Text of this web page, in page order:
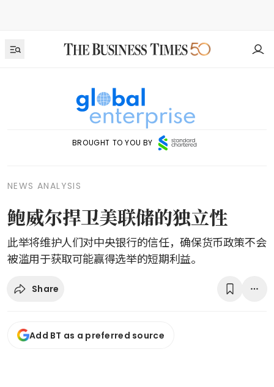
BROUGHT TO YOU BY
NEWS ANALYSIS
鲍威尔捍卫美联储的独立性
此举将维护人们对中央银行的信任，确保货币政策不会
被滥用于获取可能赢得选举的短期利益。
Share
Add BT as a preferred source